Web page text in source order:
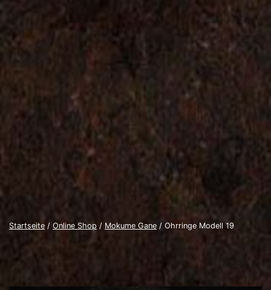
Startseite / Online Shop / Mokume Gane / Ohrringe Modell 19